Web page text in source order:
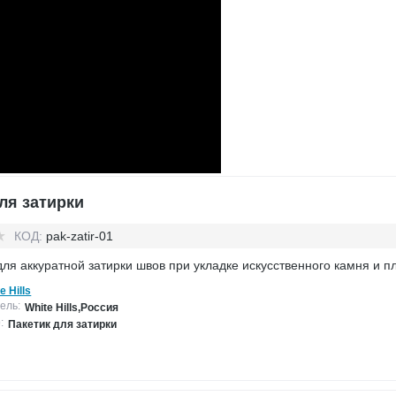
затирки
КОД: pak-zatir-01
аккуратной затирки швов при укладке искусственного камня и
Hills
White Hills,Россия
Пакетик для затирки